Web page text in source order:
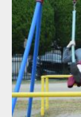
Category:公園の
ダ